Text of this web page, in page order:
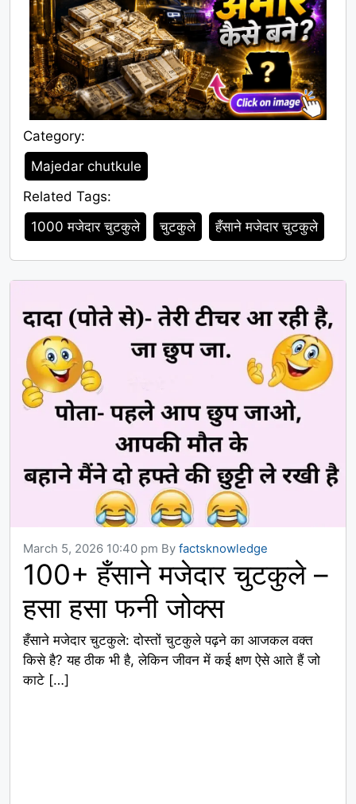
Category:
Category
Majedar chutkule
Related Tags:
Tags
1000 मजेदार चुटकुले चुटकुले हँसाने मजेदार चुटकुले
March 5, 2026 10:40 pm By factsknowledge
100+ हँसाने मजेदार चुटकुले –
हसा हसा फनी जोक्स
हँसाने मजेदार चुटकुले: दोस्तों चुटकुले पढ़ने का आजकल वक्त
किसे है? यह ठीक भी है, लेकिन जीवन में कई क्षण ऐसे आते हैं जो
काटे […]